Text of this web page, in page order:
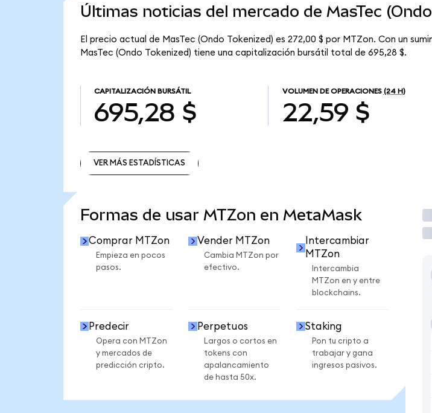
Últimas noticias del mercado de MasTec
El precio actual de MasTec (Ondo Tokenized) es 272,00 $ por MTZon. Con un
MasTec (Ondo Tokenized) tiene una capitalización bursátil total de 695,28 $.
CAPITALIZACIÓN BURSÁTIL
695,28 $
VOLUMEN DE OPERACIONES (24 H)
22,59 $
VER MÁS ESTADÍSTICAS
Formas de usar MTZon en MetaMask
Comprar MTZon
Empieza en pocos
pasos.
Vender MTZon
Cambia MTZon por
efectivo.
Intercambiar
MTZon
Intercambia
MTZon en y entre
blockchains.
Predecir
Opera con MTZon
y mercados de
predicción cripto.
Perpetuos
Largos o cortos en
tokens con
apalancamiento
de hasta 50x.
Staking
Pon tu cripto a
trabajar y gana
ingresos pasivos.